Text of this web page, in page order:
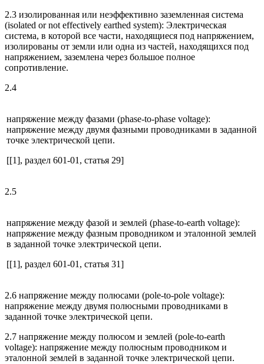
2.3 изолированная или неэффективно заземленная система
(isolated or not effectively earthed system): Электрическая
система, в которой все части, находящиеся под напряжением,
изолированы от земли или одна из частей, находящихся под
напряжением, заземлена через большое полное
сопротивление.
2.4
напряжение между фазами (phase-to-phase voltage):
напряжение между двумя фазными проводниками в заданной
точке электрической цепи.
[[1], раздел 601-01, статья 29]
2.5
напряжение между фазой и землей (phase-to-earth voltage):
напряжение между фазным проводником и эталонной землей
в заданной точке электрической цепи.
[[1], раздел 601-01, статья 31]
2.6 напряжение между полюсами (pole-to-pole voltage):
напряжение между двумя полюсными проводниками в
заданной точке электрической цепи.
2.7 напряжение между полюсом и землей (pole-to-earth
voltage): напряжение между полюсным проводником и
эталонной землей в заданной точке электрической цепи.